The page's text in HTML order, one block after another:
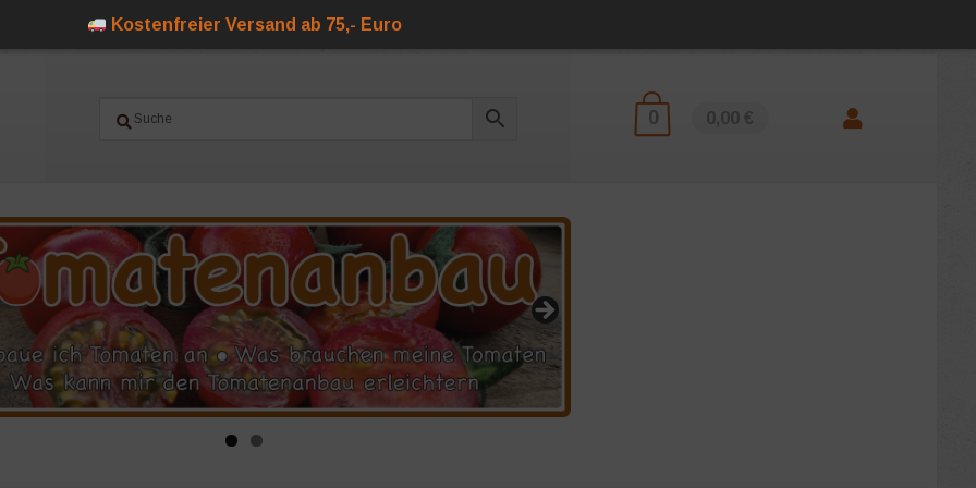
Kostenfreier Versand ab 75,- Euro
0 0,00 €